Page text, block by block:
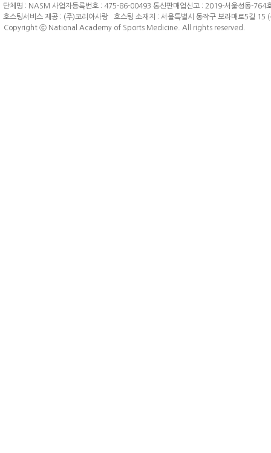
단체명 : NASM 사업자등록번호 : 475-86-00493 통신판매업신고 : 2019-서울성동-764
호스팅서비스 제공 : (주)코리아사랑 호스팅 소재지 : 서울특별시 동작구 보라매로5길 15
Copyright ⓒ National Academy of Sports Medicine. All rights reserved.